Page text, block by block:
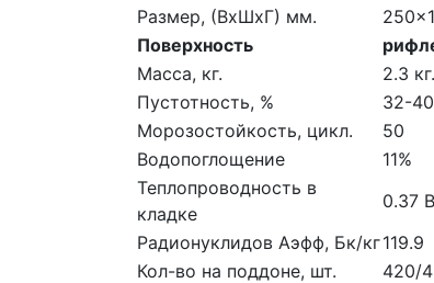
Размер, (ВхШхГ) мм.
Поверхность
Масса, кг.
2.3 кг.
Пустотность, %
32-
Морозостойкость, цикл.
50
Водопоглощение
11%
Теплопроводность в
кладке
0.37
Радионуклидов Аэфф, Бк/кг119.9
Кол-во на поддоне, шт.
420/